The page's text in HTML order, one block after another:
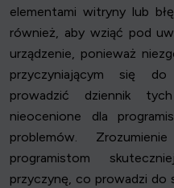
elementami witryny lub
również, aby wziąć pod
urządzenie, ponieważ
przyczyniającym się
prowadzić dziennik
nieocenione dla
problemów.
programistom
przyczynę, co prowadzi do